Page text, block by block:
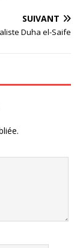
SUIVANT
Duha el-Saife